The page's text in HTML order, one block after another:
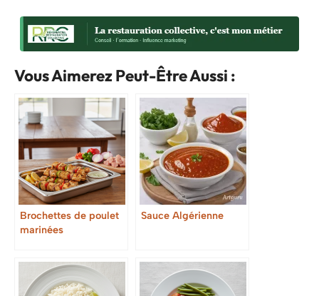
Vous Aimerez Peut-Être Aussi :
Brochettes de poulet
marinées
Sauce Algérienne